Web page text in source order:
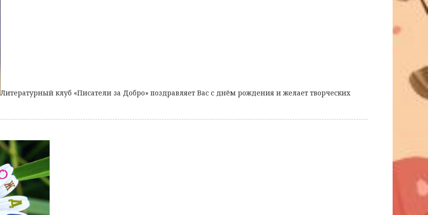
Литературный клуб «Писатели за Добро» поздравляет Вас с днём рождения и желает творческих